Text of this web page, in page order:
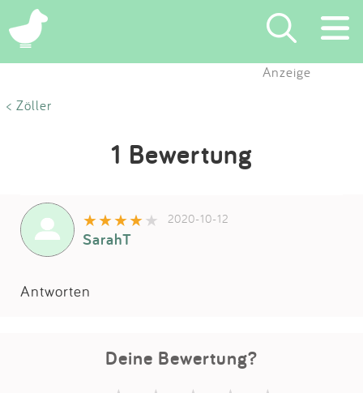
Eintragen
Impressum
Anzeige
< Zöller
1 Bewertung
2020-10-12
SarahT
Antworten
Deine Bewertung?